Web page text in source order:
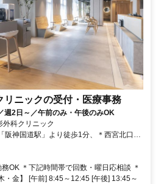
ニックの受付・医療事務
週2日～／午前のみ・午後のみOK
科クリニック
阪神国道駅」より徒歩1分、＊西宮北口駅
徒歩13分・自転車で3分（駐輪場あり）
OK ＊下記時間帯で回数・曜日応相談 ＊
・金】 [午前] 8:45～12:45 [午後] 13:45～